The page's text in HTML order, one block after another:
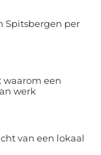
Spitsbergen per
een
werk
van een lokaal